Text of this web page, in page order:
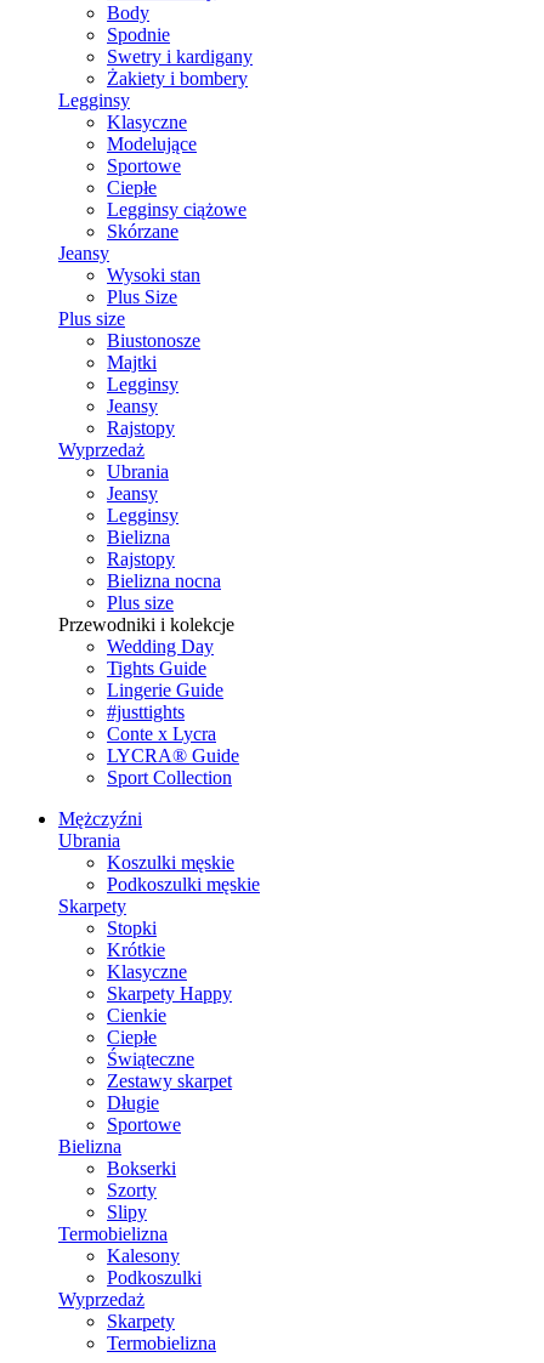
Body
Spodnie
Swetry i kardigany
Żakiety i bombery
Legginsy
Klasyczne
Modelujące
Sportowe
Ciepłe
Legginsy ciążowe
Skórzane
Jeansy
Wysoki stan
Plus Size
Plus size
Biustonosze
Majtki
Legginsy
Jeansy
Rajstopy
Wyprzedaż
Ubrania
Jeansy
Legginsy
Bielizna
Rajstopy
Bielizna nocna
Plus size
Przewodniki i kolekcje
Wedding Day
Tights Guide
Lingerie Guide
#justtights
Conte x Lycra
LYCRA® Guide
Sport Сollection
Mężczyźni
Ubrania
Koszulki męskie
Podkoszulki męskie
Skarpety
Stopki
Krótkie
Klasyczne
Skarpety Happy
Cienkie
Ciepłe
Świąteczne
Zestawy skarpet
Długie
Sportowe
Bielizna
Bokserki
Szorty
Slipy
Termobielizna
Kalesony
Podkoszulki
Wyprzedaż
Skarpety
Termobielizna